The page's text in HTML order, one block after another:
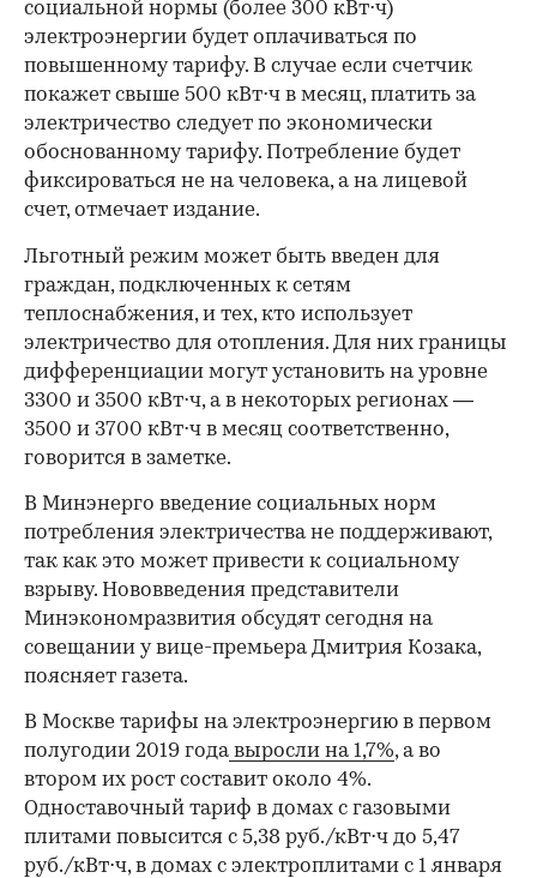
социальной нормы (более 300 кВт⋅ч)
электроэнергии будет оплачиваться по
повышенному тарифу. В случае если счетчик
покажет свыше 500 кВт⋅ч​ в месяц, платить за
электричество следует по экономически
обоснованному тарифу. Потребление будет
фиксироваться не на человека, а на лицевой
счет, отмечает издание.
Льготный режим может быть введен для
граждан, подключенных к сетям
теплоснабжения, и тех, кто использует
электричество для отопления. Для них границы
дифференциации могут установить на уровне
3300 и 3500 кВт⋅ч, а в некоторых регионах —
3500 и 3700 кВт⋅ч​ в месяц соответственно,
говорится в заметке.
В Минэнерго введение социальных норм
потребления электричества не поддерживают,
так как это может привести к социальному
взрыву. Нововведения представители
Минэкономразвития обсудят сегодня на
совещании у вице-премьера Дмитрия Козака,
поясняет газета.
В Москве тарифы на электроэнергию в первом
полугодии 2019 годавыросли на 1,7%, а во
втором их рост составит около 4%.
Одноставочный тариф в домах с газовыми
плитами повысится с 5,38 руб./кВт⋅ч до 5,47
руб./кВт⋅ч, в домах с электроплитами с 1 января